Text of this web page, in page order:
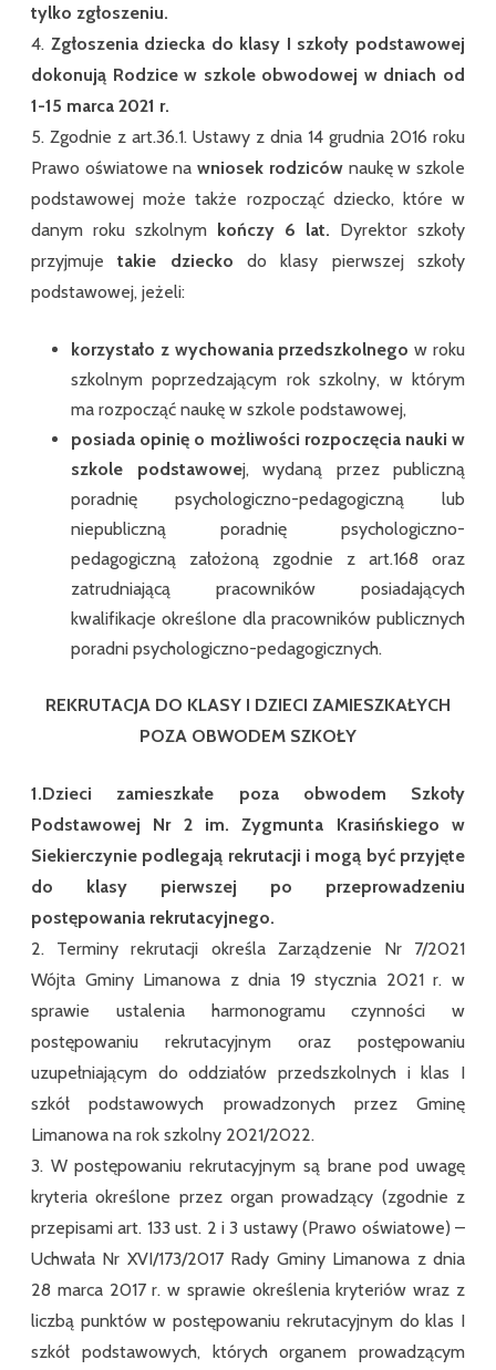
tylko zgłoszeniu.
4. Zgłoszenia dziecka do klasy I szkoły podstawowej
dokonują Rodzice w szkole obwodowej w dniach od
1-15 marca 2021 r.
5. Zgodnie z art.36.1. Ustawy z dnia 14 grudnia 2016 roku
Prawo oświatowe nawniosek rodziców naukę w szkole
podstawowej może także rozpocząć dziecko, które w
danym roku szkolnym kończy 6 lat. Dyrektor szkoły
przyjmujetakie dzieckodo klasy pierwszej szkoły
podstawowej, jeżeli:
korzystało z wychowania przedszkolnegow roku
szkolnym poprzedzającym rok szkolny, w którym
ma rozpocząć naukę w szkole podstawowej,
posiada opinię o możliwości rozpoczęcia nauki w
szkole podstawowej, wydaną przez publiczną
poradnię psychologiczno-pedagogiczną lub
niepubliczną poradnię psychologiczno-
pedagogiczną założoną zgodnie z art.168 oraz
zatrudniającą pracowników posiadających
kwalifikacje określone dla pracowników publicznych
poradni psychologiczno-pedagogicznych.
REKRUTACJA DO KLASY I DZIECI ZAMIESZKAŁYCH
POZA OBWODEM SZKOŁY
1.Dzieci zamieszkałe poza obwodem Szkoły
Podstawowej Nr 2 im. Zygmunta Krasińskiego w
Siekierczynie podlegają rekrutacji i mogą być przyjęte
do klasy pierwszej po przeprowadzeniu
postępowania rekrutacyjnego.
2. Terminy rekrutacji określa Zarządzenie Nr 7/2021
Wójta Gminy Limanowa z dnia 19 stycznia 2021 r. w
sprawie ustalenia harmonogramu czynności w
postępowaniu rekrutacyjnym oraz postępowaniu
uzupełniającym do oddziałów przedszkolnych i klas I
szkół podstawowych prowadzonych przez Gminę
Limanowa na rok szkolny 2021/2022.
3. W postępowaniu rekrutacyjnym są brane pod uwagę
kryteria określone przez organ prowadzący (zgodnie z
przepisami art. 133 ust. 2 i 3 ustawy (Prawo oświatowe) –
Uchwała Nr XVI/173/2017 Rady Gminy Limanowa z dnia
28 marca 2017 r. w sprawie określenia kryteriów wraz z
liczbą punktów w postępowaniu rekrutacyjnym do klas I
szkół podstawowych, których organem prowadzącym